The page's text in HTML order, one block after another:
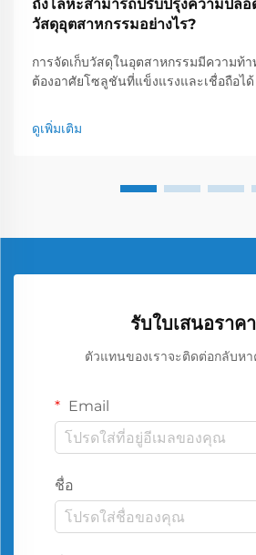
ถังโลหะสามารถปรับปรุงความปลอ
วัสดุอุตสาหกรรมอย่างไร?
การจัดเก็บวัสดุในอุตสาหกรรมมีความท้
ต้องอาศัยโซลูชันที่แข็งแรงและเชื่อถือไ
ดำเนินงาน หนึ่งในตัวเลือกการจัดเก็บที่มี
เป็นองค์ประกอบหลักของระบบที่ปลอดภัย...
ดูเพิ่มเติม
รับใบเสนอราค
ตัวแทนของเราจะติดต่อกลับห
Email
ชื่อ